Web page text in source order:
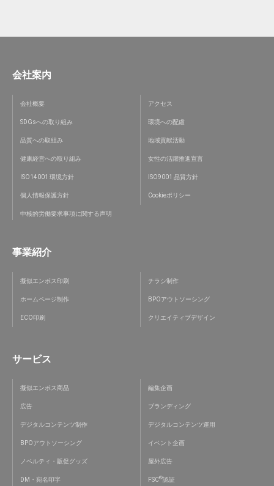
会社案内
会社概要 アクセス
SDGsへの取り組み 環境への配慮
品質への取組み 地域貢献活動
健康経営への取り組み 女性の活躍推進宣言
ISO14001 環境方針 ISO9001 品質方針
個人情報保護方針 Cookieポリシー
中核的労働要求事項に関する声明
事業紹介
擬似エンボス印刷 チラシ制作
ホームページ制作 BPOアウトソーシング
ECO印刷 クリエイティブデザイン
サービス
擬似エンボス商品 編集企画
広告 ブランディング
デジタルコンテンツ制作 デジタルコンテンツ運用
BPOアウトソーシング イベント企画
ノベルティ・販促グッズ 屋外広告
DM・宛名印字 FSC®認証